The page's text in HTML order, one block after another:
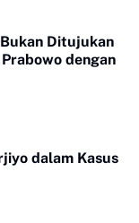
Ditujukan
dengan
dalam Kasus